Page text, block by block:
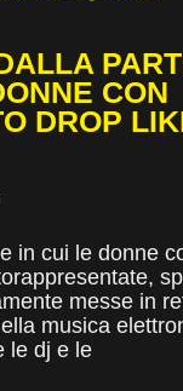
CON
DROP
in cui le donne
messe in
musica
le dj e le